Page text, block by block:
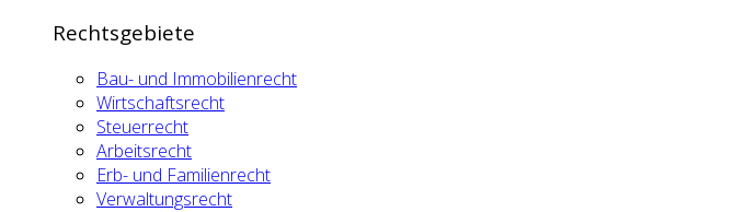
Rechtsgebiete
Bau- und Immobilienrecht
Wirtschaftsrecht
Steuerrecht
Arbeitsrecht
Erb- und Familienrecht
Verwaltungsrecht